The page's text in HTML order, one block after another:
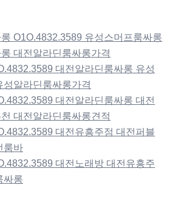
O1O.4832.3589 유성스머프룸싸롱
대전알라딘룸싸롱가격
대전알라딘룸싸롱 유성
성알라딘룸싸롱가격
대전알라딘룸싸롱 대전
대전알라딘룸싸롱견적
대전유흥주점 대전퍼블
룸바
대전노래방 대전유흥주
싸롱